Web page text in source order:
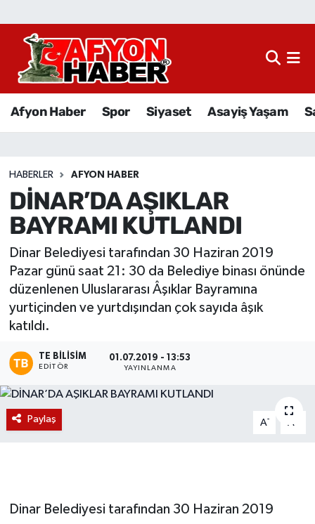
Afyon Haber Spor Siyaset Asayiş Yaşam
HABERLER AFYON HABER
DİNAR’DA AŞIKLAR
BAYRAMI KUTLANDI
Dinar Belediyesi tarafından 30 Haziran 2019
Pazar günü saat 21: 30 da Belediye binası önünde
düzenlenen Uluslararası Âşıklar Bayramına
yurtiçinden ve yurtdışından çok sayıda âşık
katıldı.
TE BILISIM
EDITÖR
01.07.2019 - 13:53
YAYINLANMA
Paylaş A- A
Dinar Belediyesi tarafından 30 Haziran 2019
Afyon Haber
Sağlık
Eğitim
Sivil Toplum
Ekonomi